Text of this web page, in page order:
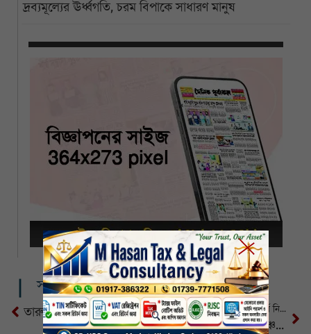
দ্রব্যমূল্যের ঊর্ধ্বগতি, চরম বিপাকে সাধারণ মানুষ
সম্পর্কিত খবর
তারুণ্যের রাজনৈতিক অধিকার প্রতিষ্ঠারসমাবেশে মঞ্জু’র নেতৃত্বে বিশাল মিছিল দিনাজপুরে ট্রাক-মাইক্রোবাস সংঘর্ষে নিহত ৪, আহত ৩
সন্ধ্যার মধ্যে ৮ দেশের অঞ্চলে ঝড়ের শঙ্কা, নদীবন্দরে সতর্কসংকেত